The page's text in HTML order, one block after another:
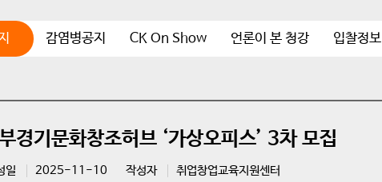
감염병공지 CK On Show 언론이 본 청강 입찰정보
경기문화창조허브 ‘가상오피스’ 3차 모집
일 2025-11-10 작성자 취업창업교육지원센터